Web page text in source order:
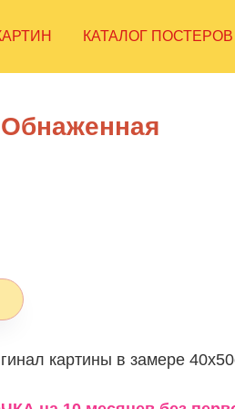
КАТАЛОГ ПОСТЕРОВ
картины в замере